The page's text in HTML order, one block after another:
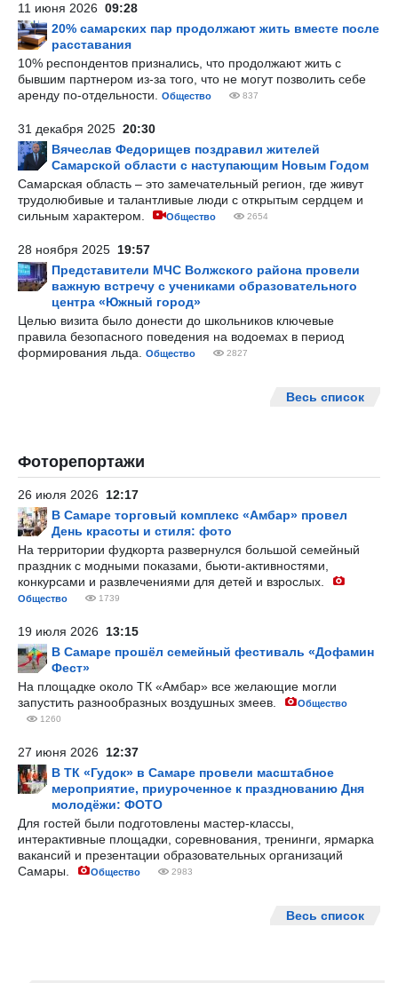
11 июня 2026 09:28
20% самарских пар продолжают жить вместе после
расставания
10% респондентов признались, что продолжают жить с
бывшим партнером из-за того, что не могут позволить себе
аренду по-отдельности.
Общество 837
31 декабря 2025 20:30
Вячеслав Федорищев поздравил жителей
Самарской области с наступающим Новым Годом
Самарская область – это замечательный регион, где живут
трудолюбивые и талантливые люди с открытым сердцем и
сильным характером.
Общество 2654
28 ноября 2025 19:57
Представители МЧС Волжского района провели
важную встречу с учениками образовательного
центра «Южный город»
Целью визита было донести до школьников ключевые
правила безопасного поведения на водоемах в период
формирования льда.
Общество 2827
Весь список
Фоторепортажи
26 июля 2026 12:17
В Самаре торговый комплекс «Амбар» провел
День красоты и стиля: фото
На территории фудкорта развернулся большой семейный
праздник с модными показами, бьюти-активностями,
конкурсами и развлечениями для детей и взрослых.
Общество 1739
19 июля 2026 13:15
В Самаре прошёл семейный фестиваль «Дофамин
Фест»
На площадке около ТК «Амбар» все желающие могли
запустить разнообразных воздушных змеев.
Общество
1260
27 июня 2026 12:37
В ТК «Гудок» в Самаре провели масштабное
мероприятие, приуроченное к празднованию Дня
молодёжи: ФОТО
Для гостей были подготовлены мастер-классы,
интерактивные площадки, соревнования, тренинги, ярмарка
вакансий и презентации образовательных организаций
Самары.
Общество 2983
Весь список